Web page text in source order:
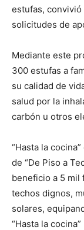
estufas,
solicitudes de
Mediante este
300 estufas a
su calidad de
salud por la
carbón u otros
“Hasta la
de “De Piso a
beneficio a 5 mil
techos dignos,
solares,
“Hasta la